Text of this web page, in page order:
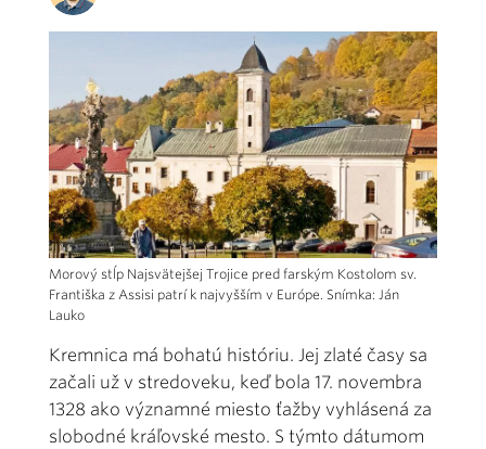
Morový stĺp Najsvätejšej Trojice pred farským Kostolom sv.
Františka z Assisi patrí k najvyšším v Európe. Snímka: Ján
Lauko
Kremnica má bohatú históriu. Jej zlaté časy sa
začali už v stredoveku, keď bola 17. novembra
1328 ako významné miesto ťažby vyhlásená za
slobodné kráľovské mesto. S týmto dátumom